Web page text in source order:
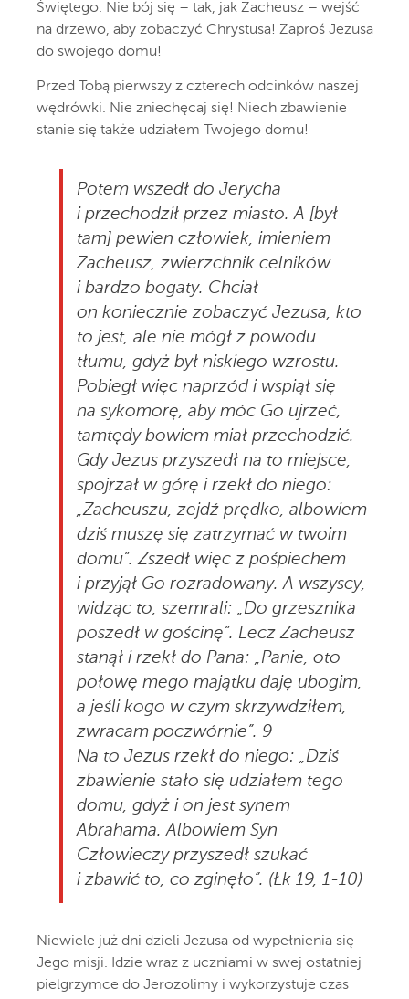
Świętego. Nie bój się – tak, jak Zacheusz – wejść
na drzewo, aby zobaczyć Chrystusa! Zaproś Jezusa
do swojego domu!
Przed Tobą pierwszy z czterech odcinków naszej
wędrówki. Nie zniechęcaj się! Niech zbawienie
stanie się także udziałem Twojego domu!
Potem wszedł do Jerycha
i przechodził przez miasto. A [był
tam] pewien człowiek, imieniem
Zacheusz, zwierzchnik celników
i bardzo bogaty. Chciał
on koniecznie zobaczyć Jezusa, kto
to jest, ale nie mógł z powodu
tłumu, gdyż był niskiego wzrostu.
Pobiegł więc naprzód i wspiął się
na sykomorę, aby móc Go ujrzeć,
tamtędy bowiem miał przechodzić.
Gdy Jezus przyszedł na to miejsce,
spojrzał w górę i rzekł do niego:
„Zacheuszu, zejdź prędko, albowiem
dziś muszę się zatrzymać w twoim
domu”. Zszedł więc z pośpiechem
i przyjął Go rozradowany. A wszyscy,
widząc to, szemrali: „Do grzesznika
poszedł w gościnę”. Lecz Zacheusz
stanął i rzekł do Pana: „Panie, oto
połowę mego majątku daję ubogim,
a jeśli kogo w czym skrzywdziłem,
zwracam poczwórnie”. 9
Na to Jezus rzekł do niego: „Dziś
zbawienie stało się udziałem tego
domu, gdyż i on jest synem
Abrahama. Albowiem Syn
Człowieczy przyszedł szukać
i zbawić to, co zginęło”. (Łk 19, 1-10)
Niewiele już dni dzieli Jezusa od wypełnienia się
Jego misji. Idzie wraz z uczniami w swej ostatniej
pielgrzymce do Jerozolimy i wykorzystuje czas